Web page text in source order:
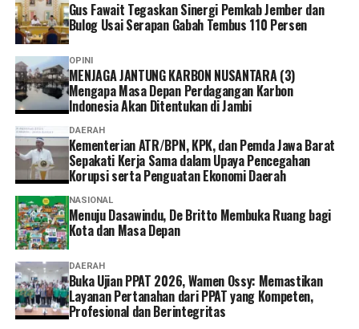
Gus Fawait Tegaskan Sinergi Pemkab Jember dan
Bulog Usai Serapan Gabah Tembus 110 Persen
OPINI
MENJAGA JANTUNG KARBON NUSANTARA (3)
Mengapa Masa Depan Perdagangan Karbon
Indonesia Akan Ditentukan di Jambi
DAERAH
Kementerian ATR/BPN, KPK, dan Pemda Jawa Barat
Sepakati Kerja Sama dalam Upaya Pencegahan
Korupsi serta Penguatan Ekonomi Daerah
NASIONAL
Menuju Dasawindu, De Britto Membuka Ruang bagi
Kota dan Masa Depan
DAERAH
Buka Ujian PPAT 2026, Wamen Ossy: Memastikan
Layanan Pertanahan dari PPAT yang Kompeten,
Profesional dan Berintegritas